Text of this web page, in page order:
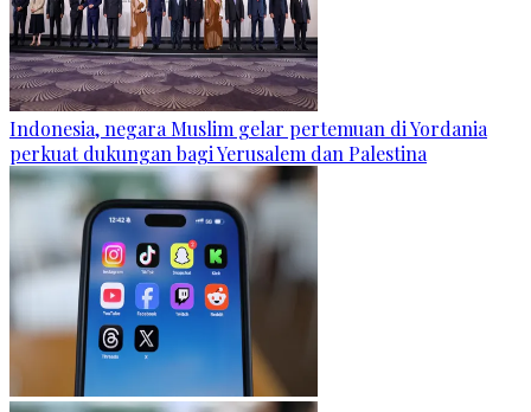
Indonesia, negara Muslim gelar pertemuan di Yordania
perkuat dukungan bagi Yerusalem dan Palestina